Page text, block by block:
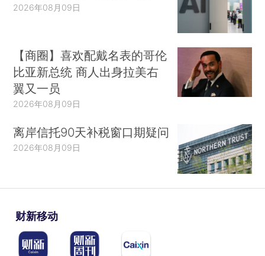
2026年08月09日
【商圈】喜欢配戴名表的哥伦
比亚新总统 商人出身拉美右
翼又一员
2026年08月09日
离岸信托90天补税窗口期疑问
2026年08月09日
财新移动